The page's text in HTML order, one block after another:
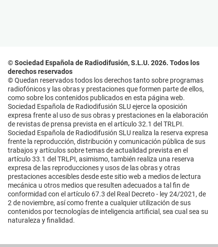
© Sociedad Española de Radiodifusión, S.L.U. 2026. Todos los
derechos reservados
© Quedan reservados todos los derechos tanto sobre programas
radiofónicos y las obras y prestaciones que formen parte de ellos,
como sobre los contenidos publicados en esta página web.
Sociedad Española de Radiodifusión SLU ejerce la oposición
expresa frente al uso de sus obras y prestaciones en la elaboración
de revistas de prensa prevista en el artículo 32.1 del TRLPI.
Sociedad Española de Radiodifusión SLU realiza la reserva expresa
frente la reproducción, distribución y comunicación pública de sus
trabajos y artículos sobre temas de actualidad prevista en el
artículo 33.1 del TRLPI, asimismo, también realiza una reserva
expresa de las reproducciones y usos de las obras y otras
prestaciones accesibles desde este sitio web a medios de lectura
mecánica u otros medios que resulten adecuados a tal fin de
conformidad con el artículo 67.3 del Real Decreto - ley 24/2021, de
2 de noviembre, así como frente a cualquier utilización de sus
contenidos por tecnologías de inteligencia artificial, sea cual sea su
naturaleza y finalidad.